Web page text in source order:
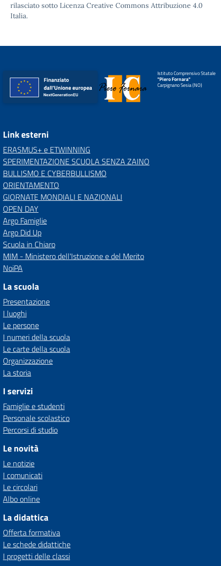
rilasciato sotto Licenza Creative Commons Attribuzione 4.0
Italia.
Istituto Comprensivo Statale
"Piero Fornara"
Carpignano Sesia (NO)
Link esterni
ERASMUS+ e ETWINNING
SPERIMENTAZIONE SCUOLA SENZA ZAINO
BULLISMO E CYBERBULLISMO
ORIENTAMENTO
GIORNATE MONDIALI E NAZIONALI
OPEN DAY
Argo Famiglie
Argo Did Up
Scuola in Chiaro
MIM - Ministero dell'Istruzione e del Merito
NoiPA
La scuola
Presentazione
I luoghi
Le persone
I numeri della scuola
Le carte della scuola
Organizzazione
La storia
I servizi
Famiglie e studenti
Personale scolastico
Percorsi di studio
Le novità
Le notizie
I comunicati
Le circolari
Albo online
La didattica
Offerta formativa
Le schede didattiche
I progetti delle classi